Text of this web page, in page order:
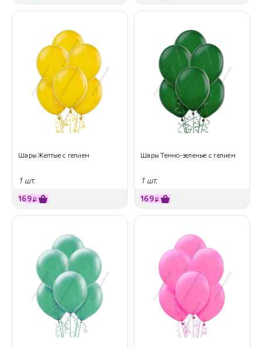
Шары Желтые с гелием
1 шт.
169₽
Шары Темно-зеленые с гелием
1 шт.
169₽